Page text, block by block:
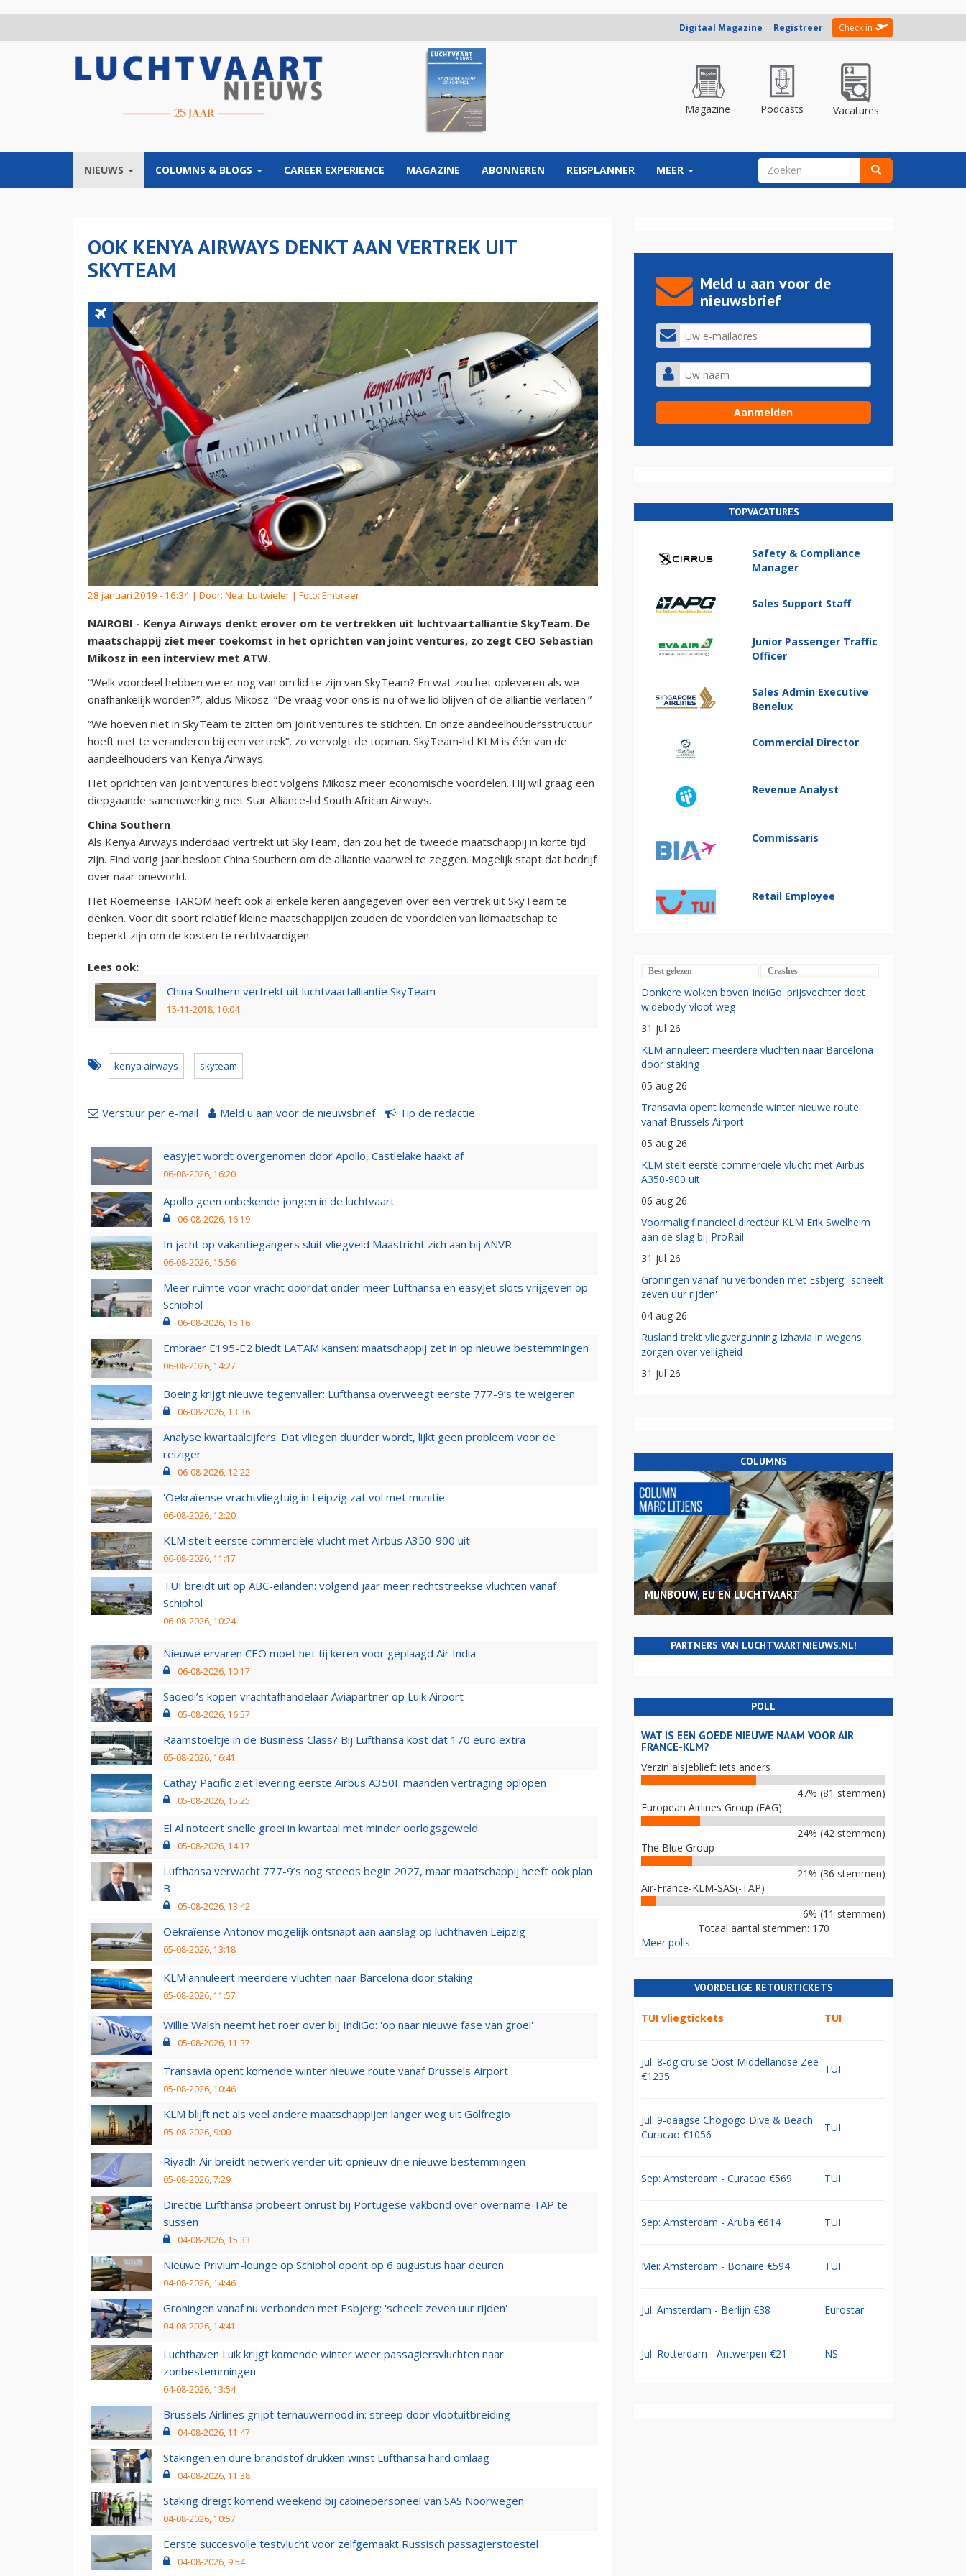
Digitaal Magazine Registreer Check in
Magazine Podcasts Vacatures
NIEUWS COLUMNS & BLOGS CAREER EXPERIENCE MAGAZINE ABONNEREN REISPLANNER MEER ZOEKVELD
OOK KENYA AIRWAYS DENKT AAN VERTREK UIT
SKYTEAM
28 januari 2019 - 16:34 | Door: Neal Luitwieler | Foto: Embraer
NAIROBI - Kenya Airways denkt erover om te vertrekken uit luchtvaartalliantie SkyTeam. De
maatschappij ziet meer toekomst in het oprichten van joint ventures, zo zegt CEO Sebastian
Mikosz in een interview met ATW.
“Welk voordeel hebben we er nog van om lid te zijn van SkyTeam? En wat zou het opleveren als we
onafhankelijk worden?”, aldus Mikosz. “De vraag voor ons is nu of we lid blijven of de alliantie verlaten.”
“We hoeven niet in SkyTeam te zitten om joint ventures te stichten. En onze aandeelhoudersstructuur
hoeft niet te veranderen bij een vertrek”, zo vervolgt de topman. SkyTeam-lid KLM is één van de
aandeelhouders van Kenya Airways.
Het oprichten van joint ventures biedt volgens Mikosz meer economische voordelen. Hij wil graag een
diepgaande samenwerking met Star Alliance-lid South African Airways.
China Southern
Als Kenya Airways inderdaad vertrekt uit SkyTeam, dan zou het de tweede maatschappij in korte tijd
zijn. Eind vorig jaar besloot China Southern om de alliantie vaarwel te zeggen. Mogelijk stapt dat bedrijf
over naar oneworld.
Het Roemeense TAROM heeft ook al enkele keren aangegeven over een vertrek uit SkyTeam te
denken. Voor dit soort relatief kleine maatschappijen zouden de voordelen van lidmaatschap te
beperkt zijn om de kosten te rechtvaardigen.
Lees ook:
China Southern vertrekt uit luchtvaartalliantie SkyTeam
15-11-2018, 10:04
kenya airways skyteam
Verstuur per e-mail Meld u aan voor de nieuwsbrief Tip de redactie
easyJet wordt overgenomen door Apollo, Castlelake haakt af
06-08-2026, 16:20
Apollo geen onbekende jongen in de luchtvaart
06-08-2026, 16:19
In jacht op vakantiegangers sluit vliegveld Maastricht zich aan bij ANVR
06-08-2026, 15:56
Meer ruimte voor vracht doordat onder meer Lufthansa en easyJet slots vrijgeven op
Schiphol
06-08-2026, 15:16
Embraer E195-E2 biedt LATAM kansen: maatschappij zet in op nieuwe bestemmingen
06-08-2026, 14:27
Boeing krijgt nieuwe tegenvaller: Lufthansa overweegt eerste 777-9’s te weigeren
06-08-2026, 13:36
Analyse kwartaalcijfers: Dat vliegen duurder wordt, lijkt geen probleem voor de
reiziger
06-08-2026, 12:22
'Oekraïense vrachtvliegtuig in Leipzig zat vol met munitie'
06-08-2026, 12:20
KLM stelt eerste commerciële vlucht met Airbus A350-900 uit
06-08-2026, 11:17
TUI breidt uit op ABC-eilanden: volgend jaar meer rechtstreekse vluchten vanaf
Schiphol
06-08-2026, 10:24
Nieuwe ervaren CEO moet het tij keren voor geplaagd Air India
06-08-2026, 10:17
Saoedi’s kopen vrachtafhandelaar Aviapartner op Luik Airport
05-08-2026, 16:57
Raamstoeltje in de Business Class? Bij Lufthansa kost dat 170 euro extra
05-08-2026, 16:41
Cathay Pacific ziet levering eerste Airbus A350F maanden vertraging oplopen
05-08-2026, 15:25
El Al noteert snelle groei in kwartaal met minder oorlogsgeweld
05-08-2026, 14:17
Lufthansa verwacht 777-9’s nog steeds begin 2027, maar maatschappij heeft ook plan
B
05-08-2026, 13:42
Oekraïense Antonov mogelijk ontsnapt aan aanslag op luchthaven Leipzig
05-08-2026, 13:18
KLM annuleert meerdere vluchten naar Barcelona door staking
05-08-2026, 11:57
Willie Walsh neemt het roer over bij IndiGo: 'op naar nieuwe fase van groei'
05-08-2026, 11:37
Transavia opent komende winter nieuwe route vanaf Brussels Airport
05-08-2026, 10:46
KLM blijft net als veel andere maatschappijen langer weg uit Golfregio
05-08-2026, 9:00
Riyadh Air breidt netwerk verder uit: opnieuw drie nieuwe bestemmingen
05-08-2026, 7:29
Directie Lufthansa probeert onrust bij Portugese vakbond over overname TAP te
sussen
04-08-2026, 15:33
Nieuwe Privium-lounge op Schiphol opent op 6 augustus haar deuren
04-08-2026, 14:46
Groningen vanaf nu verbonden met Esbjerg: 'scheelt zeven uur rijden'
04-08-2026, 14:41
Luchthaven Luik krijgt komende winter weer passagiersvluchten naar
zonbestemmingen
04-08-2026, 13:54
Brussels Airlines grijpt ternauwernood in: streep door vlootuitbreiding
04-08-2026, 11:47
Stakingen en dure brandstof drukken winst Lufthansa hard omlaag
04-08-2026, 11:38
Staking dreigt komend weekend bij cabinepersoneel van SAS Noorwegen
04-08-2026, 10:57
Eerste succesvolle testvlucht voor zelfgemaakt Russisch passagierstoestel
04-08-2026, 9:54
Meld u aan voor de
nieuwsbrief
TOPVACATURES
Safety & Compliance
Manager
Sales Support Staff
Junior Passenger Traffic
Officer
Sales Admin Executive
Benelux
Commercial Director
Revenue Analyst
Commissaris
Retail Employee
Best gelezen Crashes
Donkere wolken boven IndiGo: prijsvechter doet
widebody-vloot weg
31 jul 26
KLM annuleert meerdere vluchten naar Barcelona
door staking
05 aug 26
Transavia opent komende winter nieuwe route
vanaf Brussels Airport
05 aug 26
KLM stelt eerste commerciële vlucht met Airbus
A350-900 uit
06 aug 26
Voormalig financieel directeur KLM Erik Swelheim
aan de slag bij ProRail
31 jul 26
Groningen vanaf nu verbonden met Esbjerg: 'scheelt
zeven uur rijden'
04 aug 26
Rusland trekt vliegvergunning Izhavia in wegens
zorgen over veiligheid
31 jul 26
COLUMNS
MIJNBOUW, EU EN LUCHTVAART
PARTNERS VAN LUCHTVAARTNIEUWS.NL!
POLL
WAT IS EEN GOEDE NIEUWE NAAM VOOR AIR
FRANCE-KLM?
Verzin alsjeblieft iets anders
47% (81 stemmen)
European Airlines Group (EAG)
24% (42 stemmen)
The Blue Group
21% (36 stemmen)
Air-France-KLM-SAS(-TAP)
6% (11 stemmen)
Totaal aantal stemmen: 170
Meer polls
VOORDELIGE RETOURTICKETS
TUI vliegtickets TUI
Jul: 8-dg cruise Oost Middellandse Zee
€1235
TUI
Jul: 9-daagse Chogogo Dive & Beach
Curacao €1056
TUI
Sep: Amsterdam - Curacao €569 TUI
Sep: Amsterdam - Aruba €614 TUI
Mei: Amsterdam - Bonaire €594 TUI
Jul: Amsterdam - Berlijn €38 Eurostar
Jul: Rotterdam - Antwerpen €21 NS